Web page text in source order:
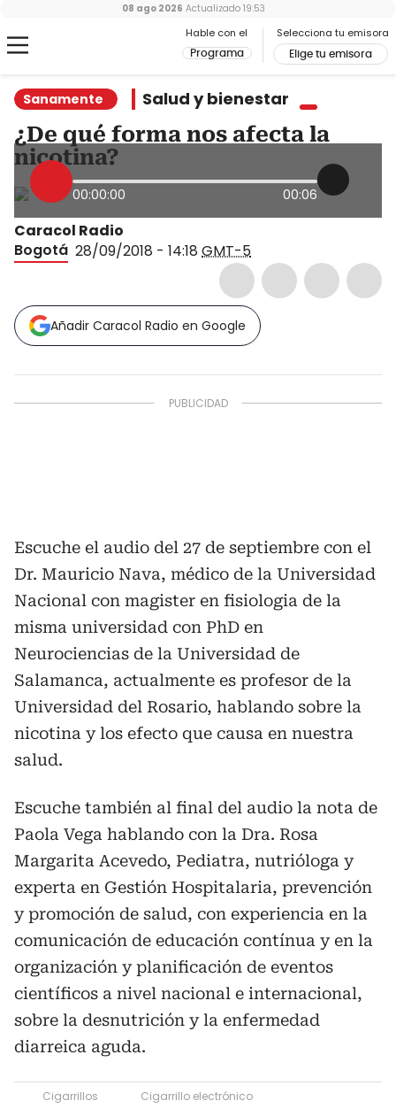
Hable con el
Programa
Selecciona tu emisora
Elige tu emisora
08 ago 2026 Actualizado 19:53
Sanamente Salud y bienestar
¿De qué forma nos afecta la
nicotina?
00:00:00 00:06
Caracol Radio
Bogotá 28/09/2018 - 14:18 GMT-5
Añadir Caracol Radio en Google
Escuche el audio del 27 de septiembre con el
Dr. Mauricio Nava, médico de la Universidad
Nacional con magister en fisiologia de la
misma universidad con PhD en
Neurociencias de la Universidad de
Salamanca, actualmente es profesor de la
Universidad del Rosario, hablando sobre la
nicotina y los efecto que causa en nuestra
salud.
Escuche también al final del audio la nota de
Paola Vega hablando con la Dra. Rosa
Margarita Acevedo, Pediatra, nutrióloga y
experta en Gestión Hospitalaria, prevención
y promoción de salud, con experiencia en la
comunicación de educación contínua y en la
organización y planificación de eventos
científicos a nivel nacional e internacional,
sobre la desnutrición y la enfermedad
diarreica aguda.
Cigarrillos
Cigarrillo electrónico